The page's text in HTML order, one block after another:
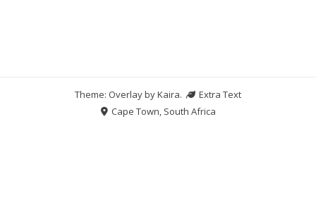
Theme: Overlay byKaira.
Extra Text
Cape Town, South Africa